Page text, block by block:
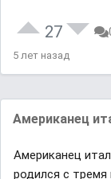
27
5 лет назад
Американец
Американец
родился с